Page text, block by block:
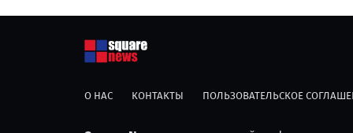
О НАС КОНТАКТЫ ПОЛЬЗОВАТЕЛЬСКОЕ